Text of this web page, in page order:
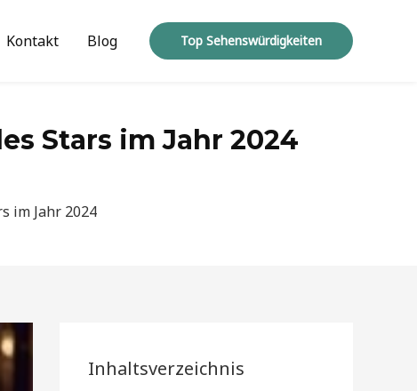
Kontakt Blog Top Sehenswürdigkeiten
Stars im Jahr 2024
im Jahr 2024
Inhaltsverzeichnis